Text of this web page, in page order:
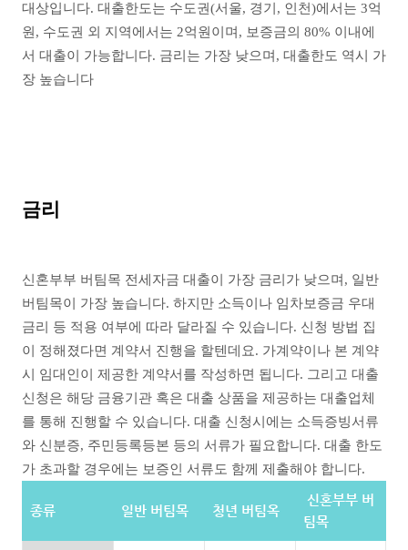
대상입니다. 대출한도는 수도권(서울, 경기, 인천)에서는 3억
원, 수도권 외 지역에서는 2억원이며, 보증금의 80% 이내에
서 대출이 가능합니다. 금리는 가장 낮으며, 대출한도 역시 가
장 높습니다
금리
신혼부부 버팀목 전세자금 대출이 가장 금리가 낮으며, 일반
버팀목이 가장 높습니다. 하지만 소득이나 임차보증금 우대
금리 등 적용 여부에 따라 달라질 수 있습니다. 신청 방법 집
이 정해졌다면 계약서 진행을 할텐데요. 가계약이나 본 계약
시 임대인이 제공한 계약서를 작성하면 됩니다. 그리고 대출
신청은 해당 금융기관 혹은 대출 상품을 제공하는 대출업체
를 통해 진행할 수 있습니다. 대출 신청시에는 소득증빙서류
와 신분증, 주민등록등본 등의 서류가 필요합니다. 대출 한도
가 초과할 경우에는 보증인 서류도 함께 제출해야 합니다.
종류 일반 버팀목 청년 버팀옥
신혼부부 버
팀목